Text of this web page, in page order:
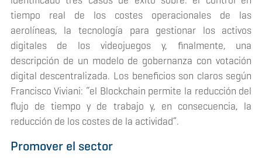
tiempo real de los costes operacionales de las
aerolíneas, la tecnología para gestionar los activos
digitales de los videojuegos y, finalmente, una
descripción de un modelo de gobernanza con votación
digital descentralizada. Los beneficios son claros según
Francisco Viviani: “el Blockchain permite la reducción del
flujo de tiempo y de trabajo y, en consecuencia, la
reducción de los costes de la actividad”.
Promover el sector